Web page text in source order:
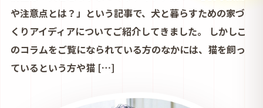
や注意点とは？」という記事で、犬と暮らすための家づ
くりアイディアについてご紹介してきました。 しかしこ
のコラムをご覧になられている方のなかには、猫を飼っ
ているという方や猫 […]